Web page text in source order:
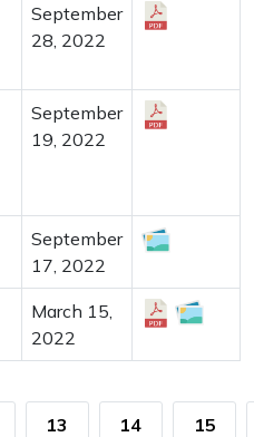
September
28, 2022
September
19, 2022
September
17, 2022
March 15,
2022
13 14 15